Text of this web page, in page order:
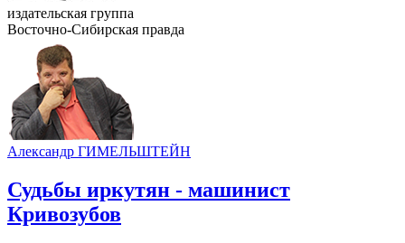
издательская группа
Восточно-Сибирская правда
Александр ГИМЕЛЬШТЕЙН
Судьбы иркутян - машинист
Кривозубов